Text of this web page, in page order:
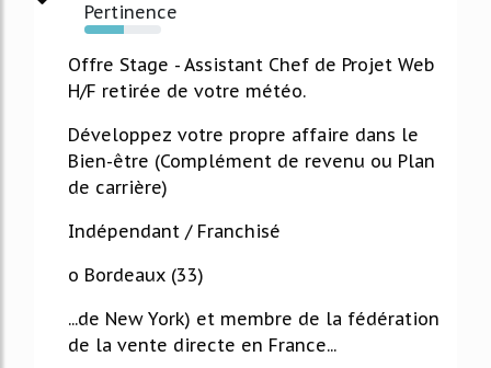
Pertinence
51%
Offre Stage - Assistant Chef de Projet Web
H/F retirée de votre météo.
Développez votre propre affaire dans le
Bien-être (Complément de revenu ou Plan
de carrière)
Indépendant / Franchisé
o Bordeaux (33)
...de New York) et membre de la fédération
de la vente directe en France...